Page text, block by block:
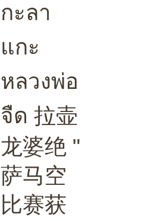
กะลา
แกะ
หลวงพ่อ
จืด 拉壶
龙婆绝 "
萨马空
比赛获